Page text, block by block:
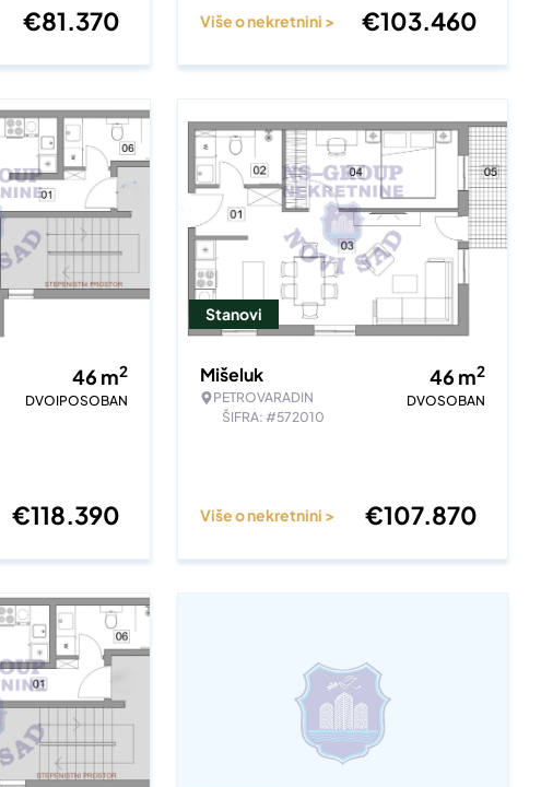
€81.370 Više o nekretnini > €103.460
46 m2
DVOIPOSOBAN
€118.390
Stanovi
Mišeluk
PETROVARADIN
ŠIFRA: #572010
46 m2
DVOSOBAN
Više o nekretnini > €107.870